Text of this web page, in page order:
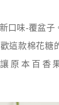
口味-覆盆子
這款棉花糖
原本百香